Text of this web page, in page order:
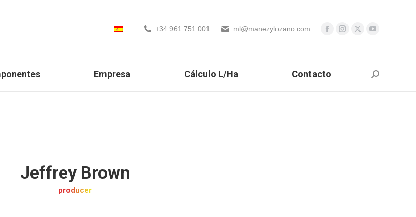
+34 961 751 001 ml@manezylozano.com
Empresa Cálculo L/Ha Contacto Buscar:
Jeffrey Brown
producer